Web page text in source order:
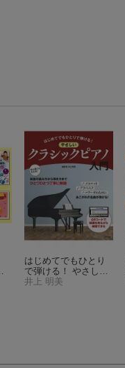
はじめてでもひとり
で弾ける！ やさしい
クラシックピアノ入
井上 明美